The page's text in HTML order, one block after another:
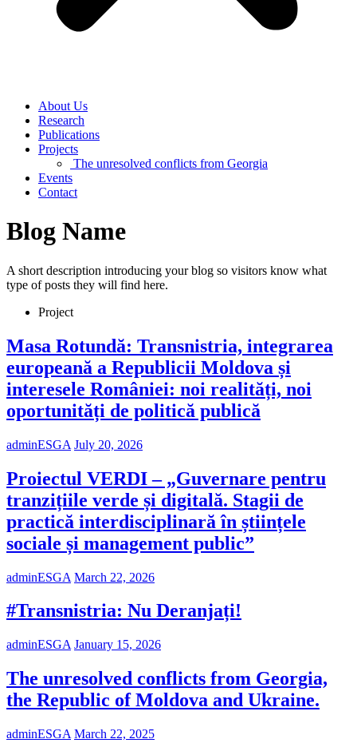
About Us
Research
Publications
Projects
The unresolved conflicts from Georgia
Events
Contact
Blog Name
A short description introducing your blog so visitors know what
type of posts they will find here.
Project
Masa Rotundă: Transnistria, integrarea
europeană a Republicii Moldova și
interesele României: noi realități, noi
oportunități de politică publică
adminESGA July 20, 2026
Proiectul VERDI – „Guvernare pentru
tranzițiile verde și digitală. Stagii de
practică interdisciplinară în științele
sociale și management public”
adminESGA March 22, 2026
#Transnistria: Nu Deranjați!
adminESGA January 15, 2026
The unresolved conflicts from Georgia,
the Republic of Moldova and Ukraine.
adminESGA March 22, 2025